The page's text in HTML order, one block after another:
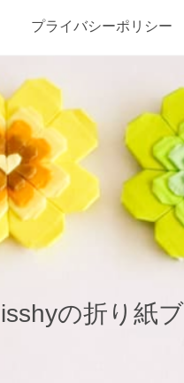
の折り紙
プライバシーポリシー